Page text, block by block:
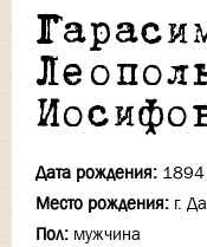
Дата рождения: 1894
Место рождения: г.
Пол: мужчина